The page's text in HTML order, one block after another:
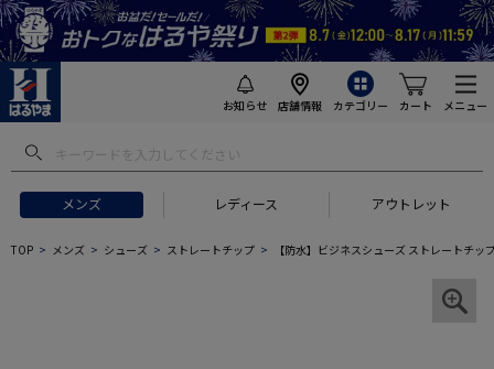
お知らせ 店舗情報 カテゴリー カート メニュー
メンズ レディース アウトレット
TOP メンズ シューズ ストレートチップ 【防水】ビジネスシューズ ストレートチ